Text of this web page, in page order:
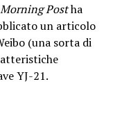
Postha
un articolo
(una sorta di
YJ-21.